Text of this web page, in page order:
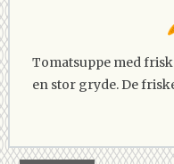
Tomatsuppe med
en stor gryde. De